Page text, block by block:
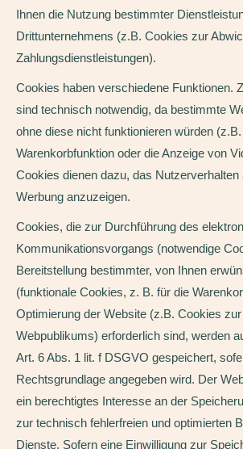
Ihnen die Nutzung bestimmter
Drittunternehmens (z.B. Cookies zur
Zahlungsdienstleistungen).
Cookies haben verschiedene Funktionen.
sind technisch notwendig, da bestimmte
ohne diese nicht funktionieren würden
Warenkorbfunktion oder die Anzeige von
Cookies dienen dazu, das
Werbung anzuzeigen.
Cookies, die zur Durchführung des
Kommunikationsvorgangs (notwendige
Bereitstellung bestimmter, von Ihnen
(funktionale Cookies, z. B. für die
Optimierung der Website (z.B. Cookies
Webpublikums) erforderlich sind, werden
Art. 6 Abs. 1 lit. f DSGVO gespeichert,
Rechtsgrundlage angegeben wird. Der
ein berechtigtes Interesse an der
zur technisch fehlerfreien und optimierten
Dienste. Sofern eine Einwilligung zur